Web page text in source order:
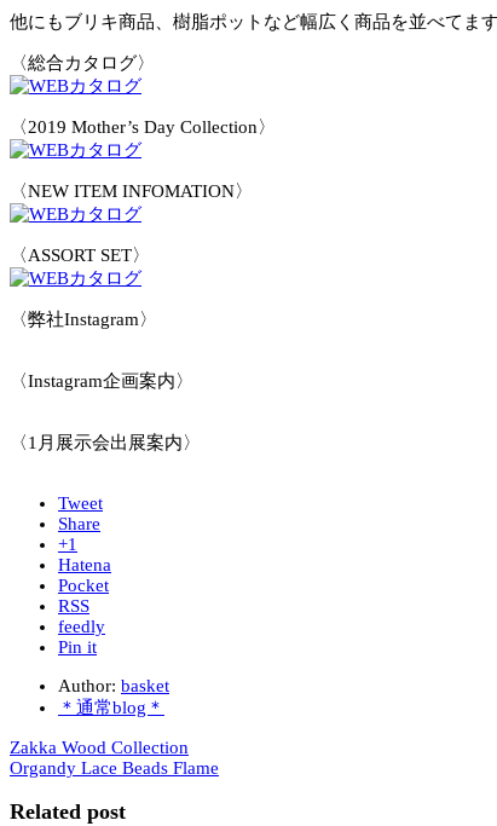
他にもブリキ商品、樹脂ポットなど幅広く商品を並べてま
〈総合カタログ〉
〈2019 Mother’s Day Collection〉
〈NEW ITEM INFOMATION〉
〈ASSORT SET〉
〈弊社Instagram〉
〈Instagram企画案内〉
〈1月展示会出展案内〉
Tweet
Share
+1
Hatena
Pocket
RSS
feedly
Pin it
Author: basket
＊通常blog＊
Zakka Wood Collection
Organdy Lace Beads Flame
Related post